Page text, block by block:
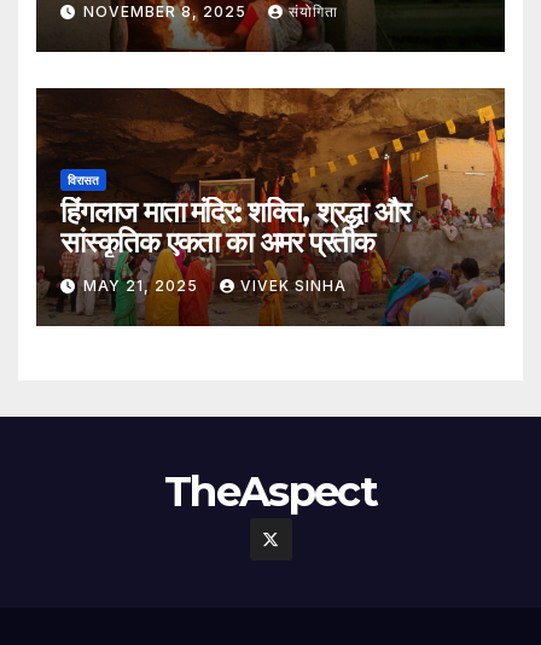
NOVEMBER 8, 2025 संयोगिता
विरासत
हिंगलाज माता मंदिर: शक्ति, श्रद्धा और
सांस्कृतिक एकता का अमर प्रतीक
MAY 21, 2025 VIVEK SINHA
TheAspect